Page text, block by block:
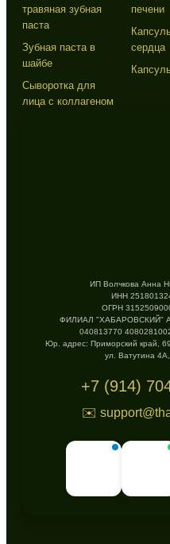
травяная зубная
паста
Зубная паста в
шайбе
Сыворотка для
лица с коллагеном
печени
сердца
ИП Волчкова Анна
ИНН
ОГРН
ФИЛИАЛ "ХАБАРОВСКИЙ"
040813770
Юр. адрес: Приморский край,
ул. Ватутина 4А,
+7 (914)
✉️